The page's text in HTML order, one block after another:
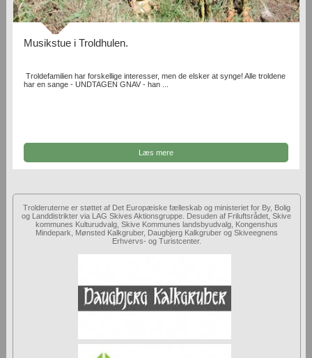
Musikstue i Troldhulen.
Troldefamilien har forskellige interesser, men de elsker at synge! Alle troldene
har en sange - UNDTAGEN GNAV - han ...
Læs mere
Trolderuterne er støttet af Det Europæiske fælleskab og ministeriet for By, Bolig
og Landdistrikter via LAG Skives Aktionsgruppe. Desuden af Friluftsrådet, Skive
kommunes Kulturudvalg, Skive Kommunes landsbyudvalg, Kongenshus
Mindepark, Mønsted Kalkgruber, Daugbjerg Kalkgruber og Skiveegnens
Erhvervs- og Turistcenter.